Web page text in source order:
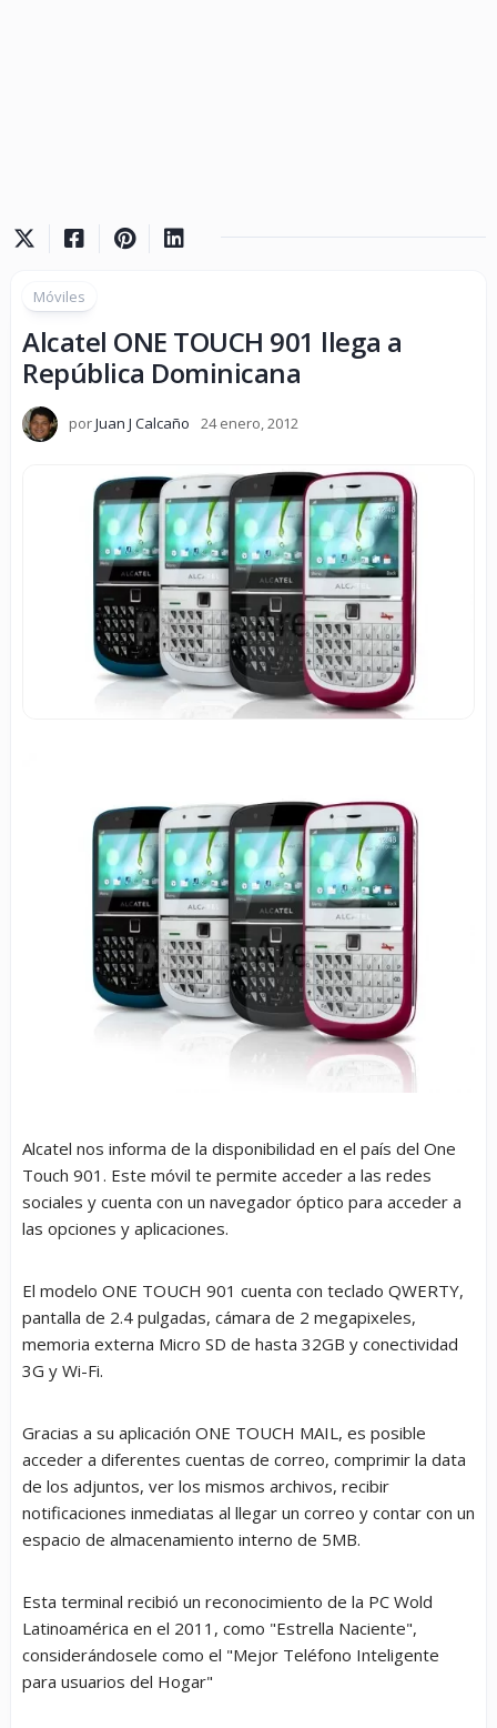
Móviles
Alcatel ONE TOUCH 901 llega a
República Dominicana
porJuan J Calcaño 24 enero, 2012
Alcatel nos informa de la disponibilidad en el país del One
Touch 901. Este móvil te permite acceder a las redes
sociales y cuenta con un navegador óptico para acceder a
las opciones y aplicaciones.
El modelo ONE TOUCH 901 cuenta con teclado QWERTY,
pantalla de 2.4 pulgadas, cámara de 2 megapixeles,
memoria externa Micro SD de hasta 32GB y conectividad
3G y Wi-Fi.
Gracias a su aplicación ONE TOUCH MAIL, es posible
acceder a diferentes cuentas de correo, comprimir la data
de los adjuntos, ver los mismos archivos, recibir
notificaciones inmediatas al llegar un correo y contar con un
espacio de almacenamiento interno de 5MB.
Esta terminal recibió un reconocimiento de la PC Wold
Latinoamérica en el 2011, como "Estrella Naciente",
considerándosele como el "Mejor Teléfono Inteligente
para usuarios del Hogar"